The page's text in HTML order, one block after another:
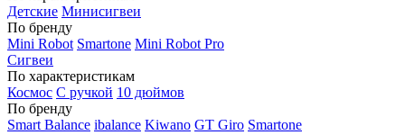
Детские Минисигвеи
По бренду
Mini Robot Smartone Mini Robot Pro
Сигвеи
По характеристикам
Космос С ручкой 10 дюймов
По бренду
Smart Balance ibalance Kiwano GT Giro Smartone